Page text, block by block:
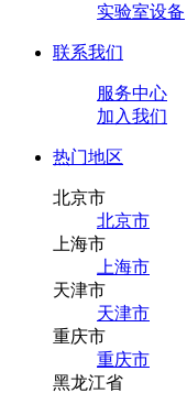
实验室设备
联系我们
服务中心
加入我们
热门地区
北京市
北京市
上海市
上海市
天津市
天津市
重庆市
重庆市
黑龙江省